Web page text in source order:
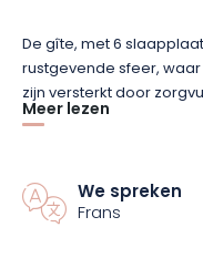
De gîte, met 6
rustgevende sfeer,
zijn versterkt door
gezellige woonkamer
Buiten kun je genieten
met ononderbroken
Meer lezen
We spreken
Frans